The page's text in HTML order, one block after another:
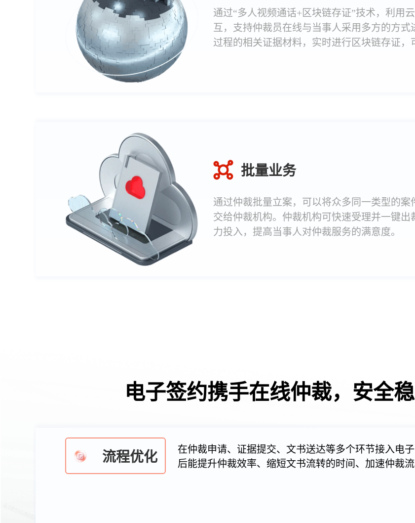
通过“多人视频通话+区块链存证”技术，利用
互，支持仲裁员在线与当事人采用多方的方
过程的相关证据材料，实时进行区块链存证，
批量业务
通过仲裁批量立案，可以将众多同一类型的
交给仲裁机构。仲裁机构可快速受理并一键
力投入，提高当事人对仲裁服务的满意度。
电子签约携手在线仲裁，安全
流程优化
在仲裁申请、证据提交、文书送达等多个环节接入电
后能提升仲裁效率、缩短文书流转的时间、加速仲裁流